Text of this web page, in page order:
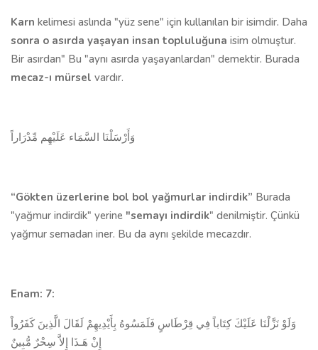
Karn kelimesi aslında "yüz sene" için kullanılan bir isimdir. Daha
sonra o asırda yaşayan insan toplu­luğuna isim olmuştur.
Bir asırdan" Bu "aynı asırda yaşayanlardan" demektir. Bura­da
mecaz-ı mürsel vardır.
وَأَرْسَلْنَا السَّمَاء عَلَيْهِم مِّدْرَاراً
“Gökten üzerlerine bol bol yağmurlar indirdik” Burada
"yağmur indirdik" yerine "semayı indirdik" denilmiştir. Çünkü
yağmur se­madan iner. Bu da aynı şekilde mecazdır.
Enam: 7:
وَلَوْ نَزَّلْنَا عَلَيْكَ كِتَاباً فِي قِرْطَاسٍ فَلَمَسُوهُ بِأَيْدِيهِمْ لَقَالَ الَّذِينَ كَفَرُواْ
إِنْ هَـذَا إِلاَّ سِحْرٌ مُّبِينٌ